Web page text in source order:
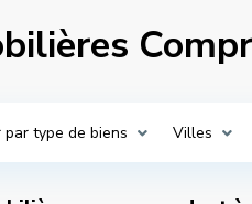
par type de biens Villes